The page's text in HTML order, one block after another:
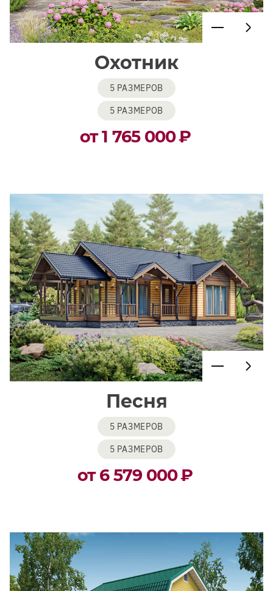
Охотник
5 РАЗМЕРОВ
5 РАЗМЕРОВ
от 1 765 000₽
Песня
5 РАЗМЕРОВ
5 РАЗМЕРОВ
от 6 579 000₽